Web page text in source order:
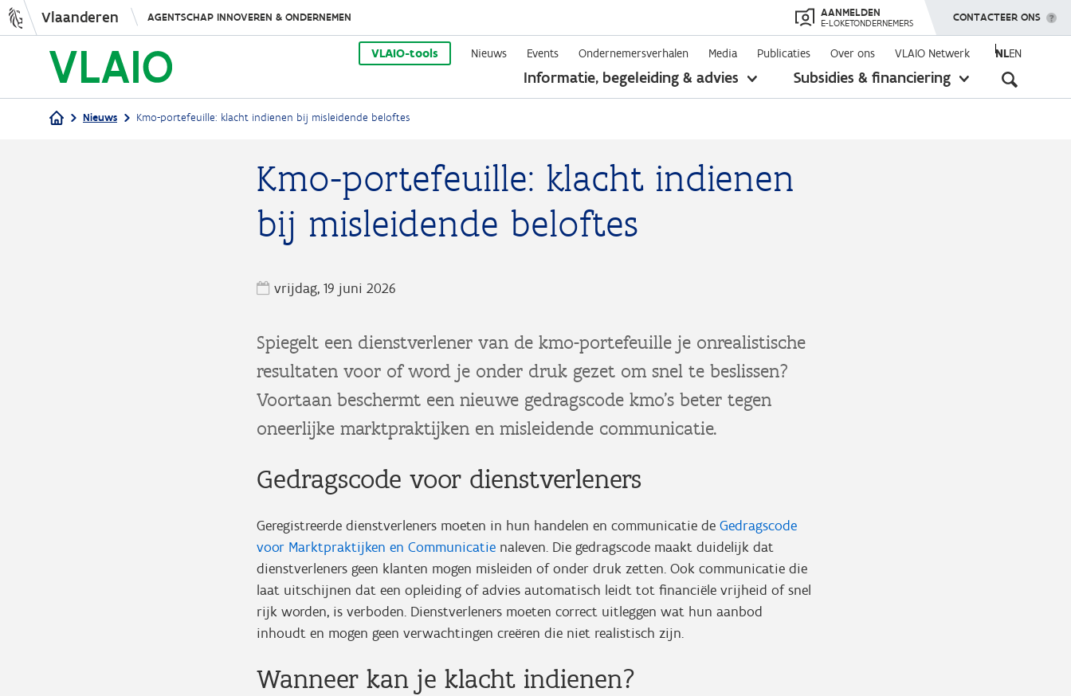
Overslaan
en
naar
de
Vlaanderen AGENTSCHAP INNOVEREN & ONDERNEMEN AANMELDEN
E-LOKETONDERNEMERS TOON MENU
CONTACTEER ONS
VLAIO-tools Nieuws Events Ondernemersverhalen Media Publicaties Over ons VLAIO Netwerk NLEN
Informatie, begeleiding & advies
toon
Subsidies & financiering
toon
Nieuws Kmo-portefeuille: klacht indienen bij misleidende beloftes
Kmo-portefeuille: klacht indienen
bij misleidende beloftes
vrijdag, 19 juni 2026
Spiegelt een dienstverlener van de kmo-portefeuille je onrealistische
resultaten voor of word je onder druk gezet om snel te beslissen?
Voortaan beschermt een nieuwe gedragscode kmo’s beter tegen
oneerlijke marktpraktijken en misleidende communicatie.
Gedragscode voor dienstverleners
Geregistreerde dienstverleners moeten in hun handelen en communicatie deGedragscode
voor Marktpraktijken en Communicatie naleven. Die gedragscode maakt duidelijk dat
dienstverleners geen klanten mogen misleiden of onder druk zetten. Ook communicatie die
laat uitschijnen dat een opleiding of advies automatisch leidt tot financiële vrijheid of snel
rijk worden, is verboden. Dienstverleners moeten correct uitleggen wat hun aanbod
inhoudt en mogen geen verwachtingen creëren die niet realistisch zijn.
Wanneer kan je klacht indienen?